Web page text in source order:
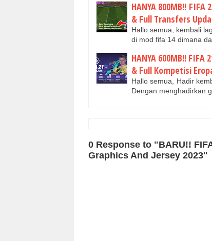
HANYA 800MB!!
& Full Transfers
Hallo semua, kembali
di mod fifa 14 dimana
HANYA 600MB!!
& Full Kompetisi
Hallo semua, Hadir
Dengan menghadirkan
0 Response to "BARU!!
Graphics And Jersey 2023"